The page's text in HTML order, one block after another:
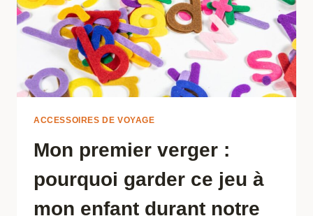
ACCESSOIRES DE VOYAGE
Mon premier verger :
pourquoi garder ce jeu à
mon enfant durant notre